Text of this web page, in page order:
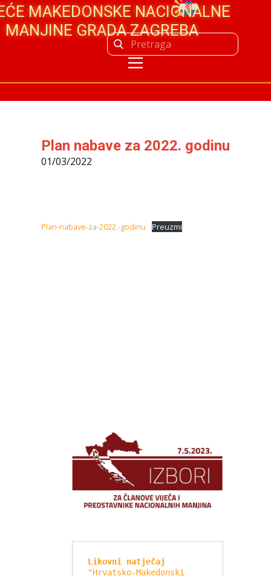
MAKEDONSKE NACIONALNE
MANJINE GRADA ZAGREBA
Plan nabave za 2022. godinu
01/03/2022
Plan-nabave-za-2022.-godinu Preuzmi
Likovni natječaj
"Hrvatsko-Makedonski